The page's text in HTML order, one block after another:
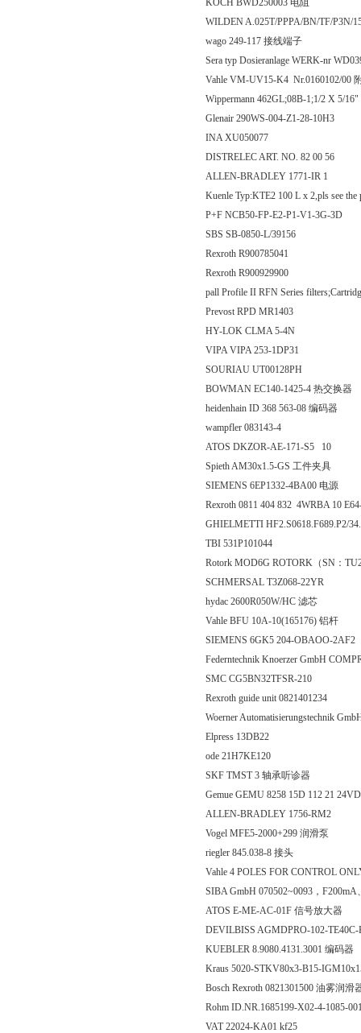
KOCH BWD250003 电阻
WILDEN A.025T/PPPA/BN/TF/P3N/
wago 249-117 接线端子
Sera typ Dosieranlage WERK-nr
Vahle VM-UV15-K4 Nr.0160102/00
Wippermann 462GL;08B-1;1/2 X 5/16"
Glenair 290WS-004-Z1-28-10H3
INA XU050077
DISTRELEC ART. NO. 82 00 56
ALLEN-BRADLEY 1771-IR 1
Kuenle Typ:KTE2 100 L x 2,pls see
P+F NCB50-FP-E2-P1-V1-3G-3D
SBS SB-0850-L/39156
Rexroth R900785041
Rexroth R900929900
pall Profile II RFN Series
Prevost RPD MR1403
HY-LOK CLMA 5-4N
VIPA VIPA 253-1DP31
SOURIAU UT00128PH
BOWMAN EC140-1425-4 热交换器
heidenhain ID 368 563-08 编码器
wampfler 083143-4
ATOS DKZOR-AE-171-S5 10
Spieth AM30x1.5-GS 工件夹具
SIEMENS 6EP1332-4BA00 电源
Rexroth 0811 404 832 4WRBA 10
GHIELMETTI HF2.S0618.F689.P2/
TBI 531P101044
Rotork MOD6G ROTORK（SN：
SCHMERSAL T3Z068-22YR
hydac 2600R050W/HC 滤芯
Vahle BFU 10A-10(165176) 铝杆
SIEMENS 6GK5 204-OBAOO-2AF2
Federntechnik Knoerzer GmbH
SMC CG5BN32TFSR-210
Rexroth guide unit 0821401234
Woerner Automatisierungstechnik
Elpress 13DB22
ode 21H7KE120
SKF TMST 3 轴承听诊器
Gemue GEMU 8258 15D 112 21
ALLEN-BRADLEY 1756-RM2
Vogel MFE5-2000+299 润滑泵
riegler 845.038-8 接头
Vahle 4 POLES FOR CONTROL
SIBA GmbH 070502~0093，
ATOS E-ME-AC-01F 信号放大器
DEVILBISS AGMDPRO-102-
KUEBLER 8.9080.4131.3001 编码器
Kraus 5020-STKV80x3-B15-
Bosch Rexroth 0821301500 油雾润滑
Rohm ID.NR.1685199-X02-4-1085-
VAT 22024-KA01 kf25